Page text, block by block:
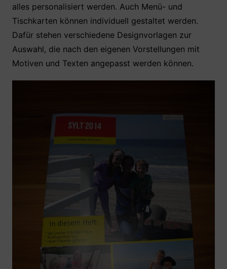
alles personalisiert werden. Auch Menü- und
Tischkarten können individuell gestaltet werden.
Dafür stehen verschiedene Designvorlagen zur
Auswahl, die nach den eigenen Vorstellungen mit
Motiven und Texten angepasst werden können.